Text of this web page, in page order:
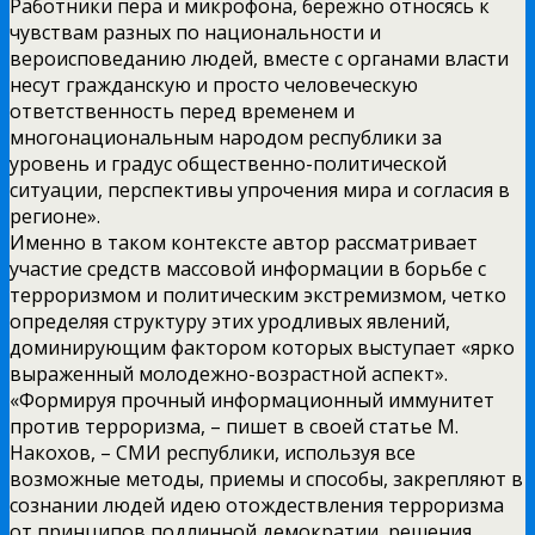
Работники пера и микрофона, бережно относясь к
чувствам разных по национальности и
вероисповеданию людей, вместе с органами власти
несут гражданскую и просто человеческую
ответственность перед временем и
многонациональным народом республики за
уровень и градус общественно-политической
ситуации, перспективы упрочения мира и согласия в
регионе».
Именно в таком контексте автор рассматривает
участие средств массовой информации в борьбе с
терроризмом и политическим экстремизмом, четко
определяя структуру этих уродливых явлений,
доминирующим фактором которых выступает «ярко
выраженный молодежно-возрастной аспект».
«Формируя прочный информационный иммунитет
против терроризма, – пишет в своей статье М.
Накохов, – СМИ республики, используя все
возможные методы, приемы и способы, закрепляют в
сознании людей идею отождествления терроризма